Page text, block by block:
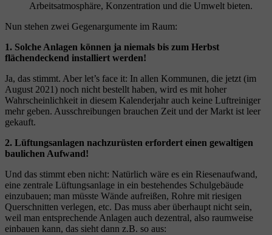
Arbeitsatmosphäre, Konzentration und die Umwelt bieten.
Nun stehen zwei Gegenargumente im Raum:
1. Solche Anlagen können ja niemals bis zum Herbst
flächendeckend installiert werden!
Ja, das stimmt. Aber let’s face it: In allen Kommunen, die jetzt (im
August 2021) noch nicht bestellt haben, wird es mit hoher
Wahrscheinlichkeit in diesem Kalenderjahr auch keine Luftreiniger
mehr geben. Ausschreibungen brauchen Zeit und der Markt ist leer
gekauft.
2. Lüftungsanlagen nachzurüsten erfordert einen gewaltigen
baulichen Aufwand!
Und das stimmt eben nicht: Natürlich wäre es ein Riesenaufwand,
eine zentrale Lüftungsanlage in ein bestehendes Schulgebäude
einzubauen; man müsste Wände aufreißen, Rohre mit riesigen
Querschnitten verlegen, etc. Das muss aber überhaupt nicht sein,
weil man entsprechende Anlagen auch dezentral, also raumweise
einbauen kann, das sieht dann z.B. so aus: